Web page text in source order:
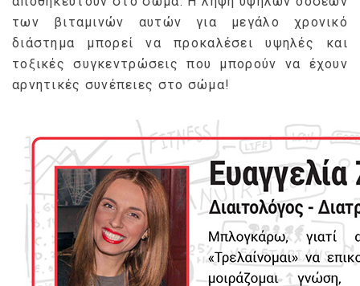
των βιταμινών αυτών για μεγάλο χρονικό
διάστημα μπορεί να προκαλέσει υψηλές και
τοξικές συγκεντρώσεις που μπορούν να έχουν
αρνητικές συνέπειες στο σώμα!